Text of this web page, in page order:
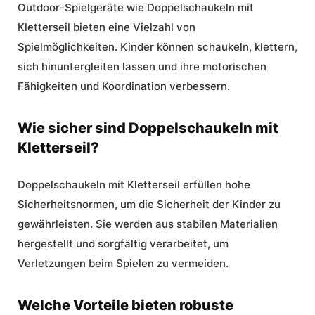
Outdoor-Spielgeräte wie Doppelschaukeln mit
Kletterseil bieten eine Vielzahl von
Spielmöglichkeiten. Kinder können schaukeln, klettern,
sich hinuntergleiten lassen und ihre motorischen
Fähigkeiten und Koordination verbessern.
Wie sicher sind Doppelschaukeln mit
Kletterseil?
Doppelschaukeln mit Kletterseil erfüllen hohe
Sicherheitsnormen, um die Sicherheit der Kinder zu
gewährleisten. Sie werden aus stabilen Materialien
hergestellt und sorgfältig verarbeitet, um
Verletzungen beim Spielen zu vermeiden.
Welche Vorteile bieten robuste